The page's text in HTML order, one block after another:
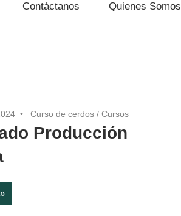
Contáctanos Quienes Somos
Curso de cerdos /Cursos
Producción